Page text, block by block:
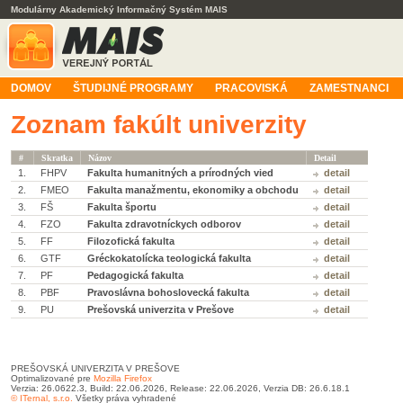
Modulárny Akademický Informačný Systém MAIS
DOMOV ŠTUDIJNÉ PROGRAMY PRACOVISKÁ ZAMESTNANCI
Zoznam fakúlt univerzity
# Skratka Názov Detail
1. FHPV Fakulta humanitných a prírodných vied
detail
2.
FMEO Fakulta manažmentu, ekonomiky a obchodu
detail
3.
FŠ Fakulta športu
detail
4.
FZO Fakulta zdravotníckych odborov
detail
5.
FF Filozofická fakulta
detail
6.
GTF Gréckokatolícka teologická fakulta
detail
7.
PF Pedagogická fakulta
detail
8.
PBF Pravoslávna bohoslovecká fakulta
detail
9.
PU Prešovská univerzita v Prešove detail
PREŠOVSKÁ UNIVERZITA V PREŠOVE
Optimalizované pre Mozilla Firefox
Verzia: 26.0622.3, Build: 22.06.2026, Release: 22.06.2026, Verzia DB: 26.6.18.1
© ITernal, s.r.o. Všetky práva vyhradené